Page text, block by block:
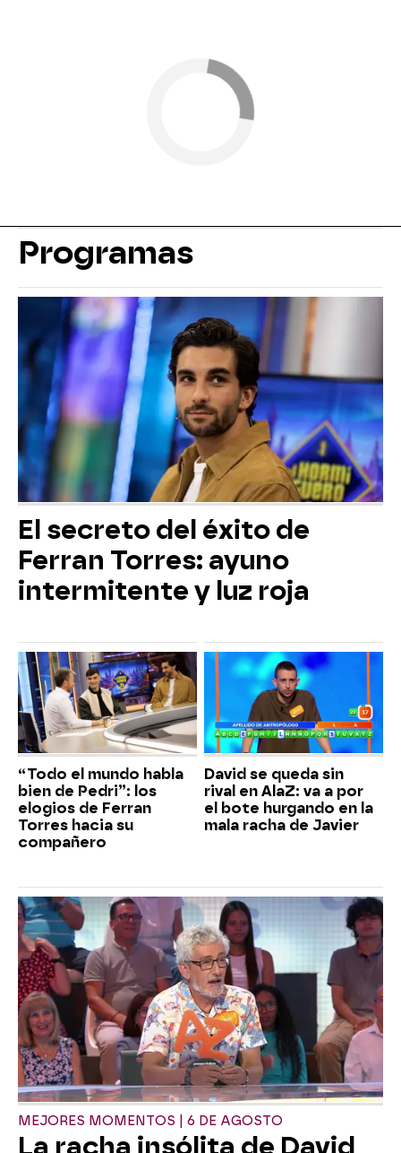
Programas
El secreto del éxito de
Ferran Torres: ayuno
intermitente y luz roja
“Todo el mundo habla
bien de Pedri”: los
elogios de Ferran
Torres hacia su
compañero
David se queda sin
rival en AlaZ: va a por
el bote hurgando en la
mala racha de Javier
MEJORES MOMENTOS | 6 DE AGOSTO